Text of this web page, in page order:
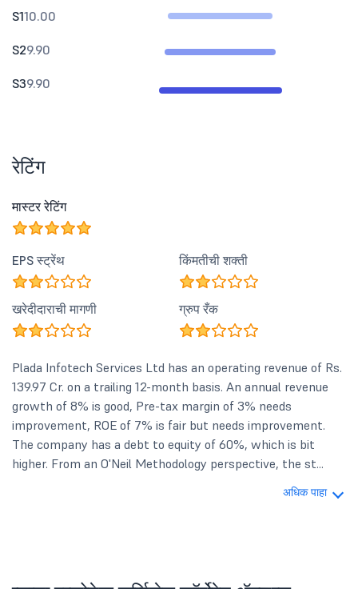
S110.00
S29.90
S39.90
रेटिंग
मास्टर रेटिंग
EPS स्ट्रेंथ किंमतीची शक्ती
खरेदीदाराची मागणी ग्रुप रँक
Plada Infotech Services Ltd has an operating revenue of Rs.
139.97 Cr. on a trailing 12-month basis. An annual revenue
growth of 8% is good, Pre-tax margin of 3% needs
improvement, ROE of 7% is fair but needs improvement.
The company has a debt to equity of 60%, which is bit
higher. From an O'Neil Methodology perspective, the st...
अधिक पाहा